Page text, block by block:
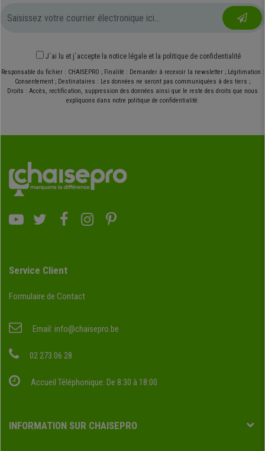
J´ai lu et j´accepte la notice légale et la politique de confidentialité
Responsable du fichier : CHAISEPRO ; Finalité : Demander à recevoir la newsletter ; Légitimation :
Consentement ; Destinataires : Les données ne seront pas communiquées à des tiers ;
Droits : Accès, rectification, suppression des données ainsi que le reste des droits que nous
expliquons dans notre politique de confidentialité.
Service Client
Formulaire de Contact
Email: info@chaisepro.be
02 273 06 28
Accueil Téléphonique: De 8:30 à 18:00
INFORMATION SUR CHAISEPRO